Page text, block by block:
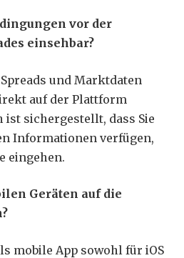
vor der
einsehbar?
und Marktdaten
auf der Plattform
sichergestellt, dass Sie
Informationen verfügen,
eingehen.
Geräten auf die
mobile App sowohl für iOS